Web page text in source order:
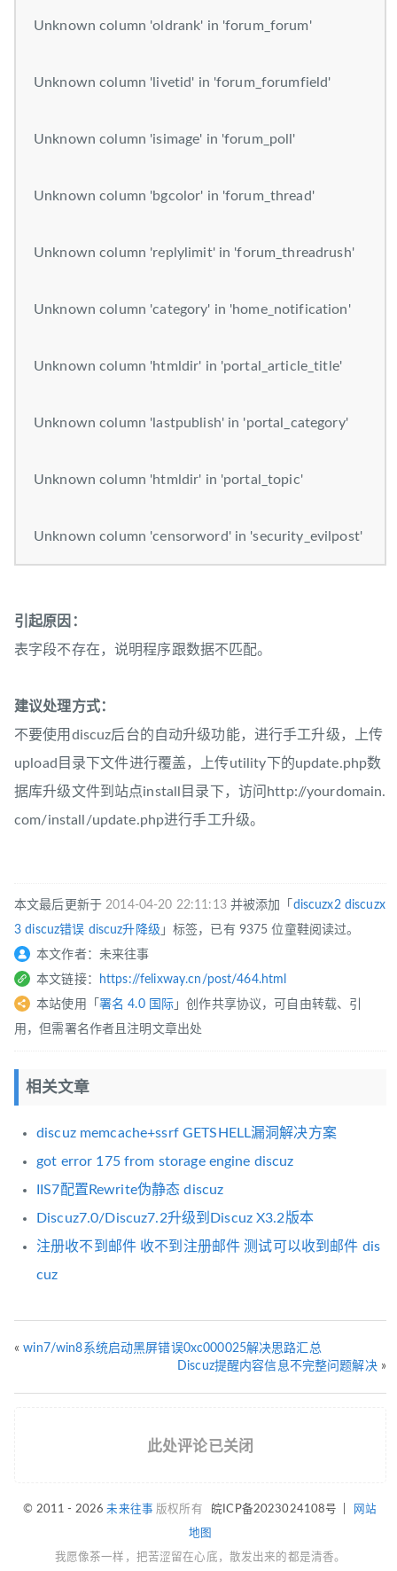
Unknown column 'oldrank' in 'forum_forum'
Unknown column 'livetid' in 'forum_forumfield'
Unknown column 'isimage' in 'forum_poll'
Unknown column 'bgcolor' in 'forum_thread'
Unknown column 'replylimit' in 'forum_threadrush'
Unknown column 'category' in 'home_notification'
Unknown column 'htmldir' in 'portal_article_title'
Unknown column 'lastpublish' in 'portal_category'
Unknown column 'htmldir' in 'portal_topic'
Unknown column 'censorword' in 'security_evilpost'
引起原因：
表字段不存在，说明程序跟数据不匹配。
建议处理方式：
不要使用discuz后台的自动升级功能，进行手工升级，上传
upload目录下文件进行覆盖，上传utility下的update.php数
据库升级文件到站点install目录下，访问http://yourdomain.
com/install/update.php进行手工升级。
本文最后更新于2014-04-20 22:11:13并被添加「 discuzx2 discuzx
3 discuz错误 discuz升降级 」标签，已有 9375 位童鞋阅读过。
本文作者：未来往事
本文链接：
https://felixway.cn/post/464.html
本站使用「 署名 4.0 国际 」创作共享协议，可自由转载、引
用，但需署名作者且注明文章出处
相关文章
discuz memcache+ssrf GETSHELL漏洞解决方案
got error 175 from storage engine discuz
IIS7配置Rewrite伪静态 discuz
Discuz7.0/Discuz7.2升级到Discuz X3.2版本
注册收不到邮件 收不到注册邮件 测试可以收到邮件 dis
cuz
«win7/win8系统启动黑屏错误0xc000025解决思路汇总
Discuz提醒内容信息不完整问题解决»
此处评论已关闭
© 2011 - 2026未来往事 版权所有 皖ICP备2023024108号 网站
地图
我愿像茶一样，把苦涩留在心底，散发出来的都是清香。